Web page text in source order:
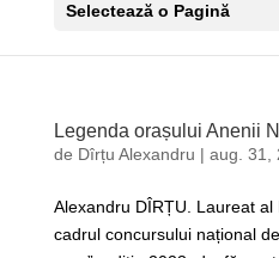
Selectează o Pagină
Legenda orașului Anenii
de Dîrțu Alexandru | aug. 31,
Alexandru DÎRȚU. Laureat
cadrul concursului național